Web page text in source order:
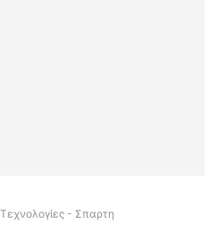
- Σπαρτη